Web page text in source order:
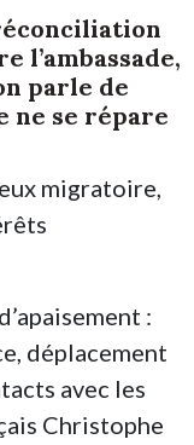
l’ambassade,
parle de
ne se répare
migratoire,
:
déplacement
avec les
Christophe